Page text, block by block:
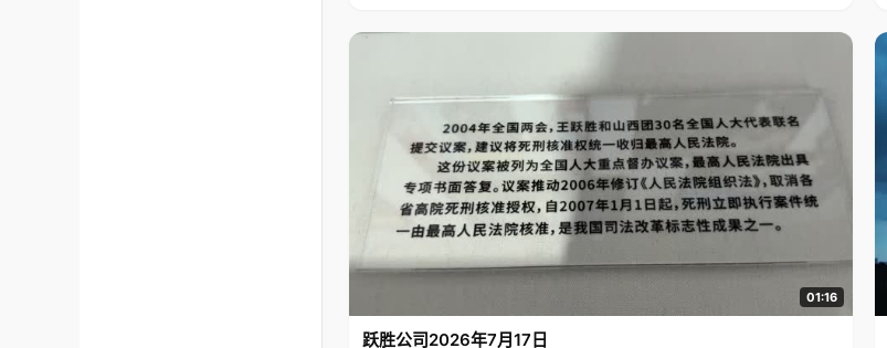
01:16
跃胜公司2026年7月17日